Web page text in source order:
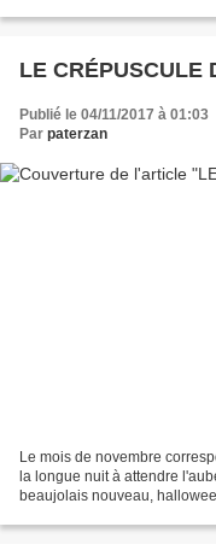
LE CRÉPUSCULE
Publié le 04/11/2017 à 01:03
Par paterzan
Le mois de novembre
la longue nuit à attendre
beaujolais nouveau,